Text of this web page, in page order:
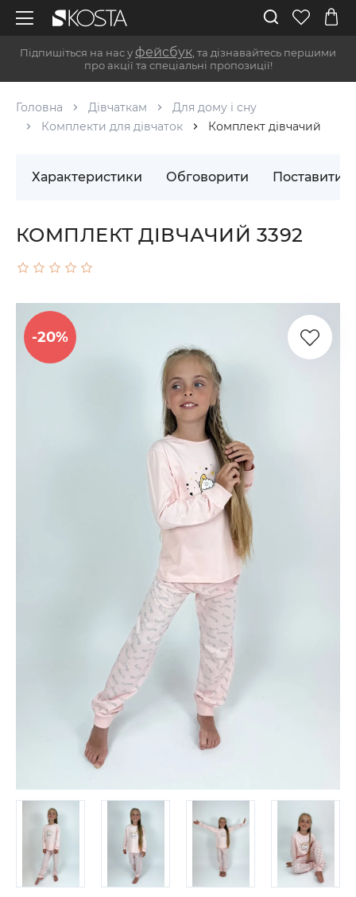
Підпишіться на нас у фейсбук , та дізнавайтесь першими
про акції та спеціальні пропозиції!
Головна Дівчаткам
Для дому і сну
Комплекти для дівчаток
Комплект дівчачий
Характеристики Обговорити Поставити
КОМПЛЕКТ ДІВЧАЧИЙ 3392
-20%